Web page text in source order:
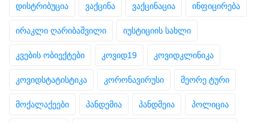
დისტრიბუცია ვაქცინა ვაქცინაცია ინფიცირება
ირაკლი ღარიბაშვილი იუსტიციის სახლი
კვების ობიექტები კოვიდ19 კოვიდკლინიკა
კოვიდსტატისტიკა კორონავირუსი მეორე ტური
მოქალაქეები პანდემია პანდმეია პოლიცია